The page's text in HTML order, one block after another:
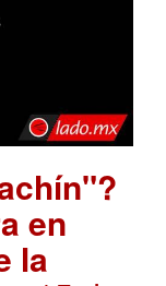
en
la